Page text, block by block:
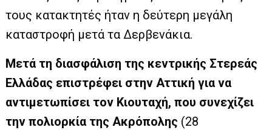
τους κατακτητές ήταν η δεύτερη μεγάλη
καταστροφή μετά τα Δερβενάκια.
Μετά τη διασφάλιση της κεντρικής Στερεάς
Ελλάδας επιστρέφει στην Αττική για να
αντιμετωπίσει τον Κιουταχή, που συνεχίζει
την πολιορκία της Ακρόπολης (28